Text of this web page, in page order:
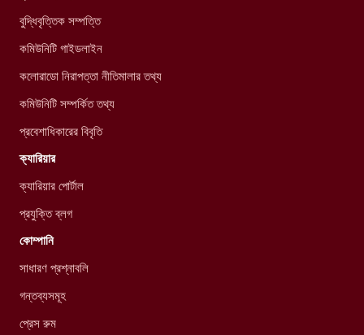
বুদ্ধিবৃত্তিক সম্পত্তি
কমিউনিটি গাইডলাইন
কলোরাডো নিরাপত্তা নীতিমালার তথ্য
কমিউনিটি সম্পর্কিত তথ্য
প্রবেশাধিকারের বিবৃতি
ক্যারিয়ার
ক্যারিয়ার পোর্টাল
প্রযুক্তি ব্লগ
কোম্পানি
সাধারণ প্রশ্নাবলি
গন্তব্যসমূহ
প্রেস রুম